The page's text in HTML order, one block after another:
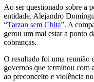
Ao ser questionado sobre a
entidade, Alejandro
“Tarzan sem Chita”. A
gerou um mal estar a ponto
cobranças.
O resultado foi uma reunião
governos que terminou com
ao preconceito e violência